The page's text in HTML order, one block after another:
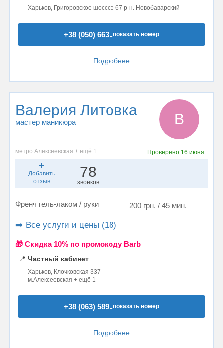
Харьков, Григоровское шосссе 67 р-н. Новобаварский
+38 (050) 663..показать номер
Подробнее
Валерия Литовка
мастер маникюра В
метро Алексеевская + ещё 1 Проверено 16 июня
Добавить
отзыв
78
звонков
Френч гель-лаком / руки 200 грн. / 45 мин.
➡️ Все услуги и цены (18)
🎁 Cкидка 10% по промокоду Barb
📍 Частный кабинет
Харьков, Клочковская 337
м.Алексеевская + ещё 1
+38 (063) 589..показать номер
Подробнее